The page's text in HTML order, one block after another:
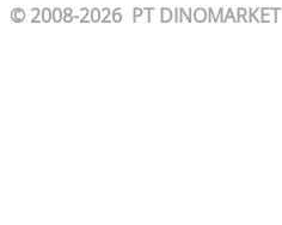
© 2008-2026 PT DINOMARKET